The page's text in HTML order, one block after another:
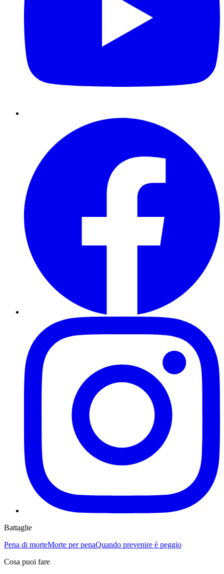
Battaglie
Pena di morteMorte per penaQuando prevenire è peggio
Cosa puoi fare